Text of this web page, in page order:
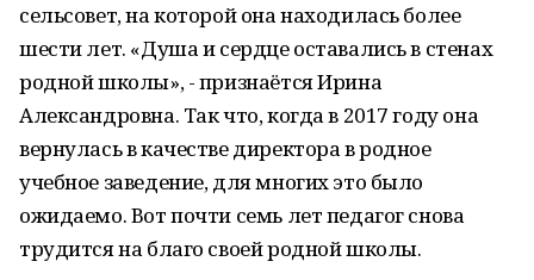
сельсовет, на которой она находилась более
шести лет. «Душа и сердце оставались в стенах
родной школы», - признаётся Ирина
Александровна. Так что, когда в 2017 году она
вернулась в качестве директора в родное
учебное заведение, для многих это было
ожидаемо. Вот почти семь лет педагог снова
трудится на благо своей родной школы.